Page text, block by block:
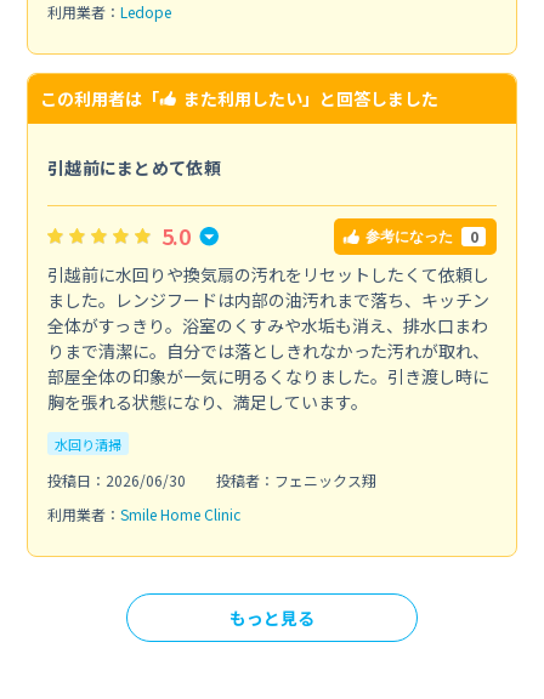
利用業者： Ledope
この利用者は「 また利用したい」と回答しました
引越前にまとめて依頼
5.0 参考になった 0
引越前に水回りや換気扇の汚れをリセットしたくて依頼し
ました。レンジフードは内部の油汚れまで落ち、キッチン
全体がすっきり。浴室のくすみや水垢も消え、排水口まわ
りまで清潔に。自分では落としきれなかった汚れが取れ、
部屋全体の印象が一気に明るくなりました。引き渡し時に
胸を張れる状態になり、満足しています。
水回り清掃
投稿日：2026/06/30
投稿者：フェニックス翔
利用業者： Smile Home Clinic
もっと見る